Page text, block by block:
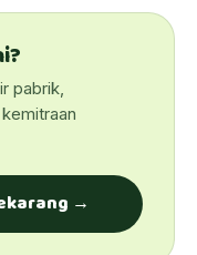
pabrik,
→